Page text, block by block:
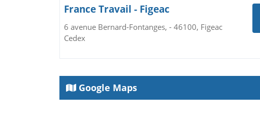
France Travail - Figeac
6 avenue Bernard-Fontanges, - 46100, Figeac
Cedex
Google Maps